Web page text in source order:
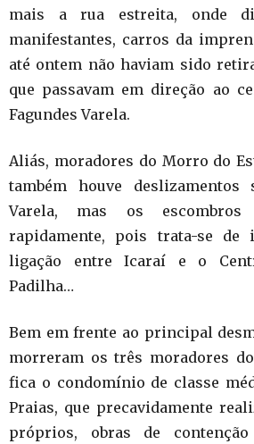
mais a rua estreita, onde
manifestantes, carros da
até ontem não haviam sido
que passavam em direção ao
Fagundes Varela.
Aliás, moradores do Morro do
também houve deslizamentos
Varela, mas os
rapidamente, pois trata-se de
ligação entre Icaraí e o
Padilha…
Bem em frente ao principal
morreram os três moradores
fica o condomínio de classe
Praias, que precavidamente
próprios, obras de